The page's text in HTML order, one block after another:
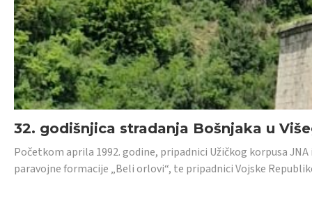
32. godišnjica stradanja Bošnjaka u
Početkom aprila 1992. godine, pripadnici Užičkog korpusa
paravojne formacije „Beli orlovi“, te pripadnici Vojske